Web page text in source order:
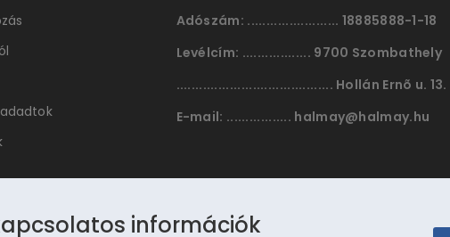
Adószám: ........................ 18885888-1-18
Levélcím: .................. 9700 Szombathely
......................................... Hollán Ernõ u. 13.
E-mail: ................. halmay@halmay.hu
információk